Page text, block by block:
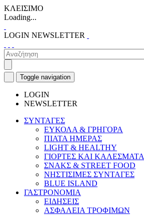
ΚΛΕΙΣΙΜΟ
Loading...
LOGIN NEWSLETTER
Toggle navigation
LOGIN
NEWSLETTER
ΣΥΝΤΑΓΕΣ
ΕΥΚΟΛΑ & ΓΡΗΓΟΡΑ
ΠΙΑΤΑ ΗΜΕΡΑΣ
LIGHT & HEALTHY
ΓΙΟΡΤΕΣ ΚΑΙ ΚΑΛΕΣΜΑΤΑ
ΣΝΑΚΣ & STREET FOOD
ΝΗΣΤΙΣΙΜΕΣ ΣΥΝΤΑΓΕΣ
BLUE ISLAND
ΓΑΣΤΡΟΝΟΜΙΑ
ΕΙΔΗΣΕΙΣ
ΑΣΦΑΛΕΙΑ ΤΡΟΦΙΜΩΝ